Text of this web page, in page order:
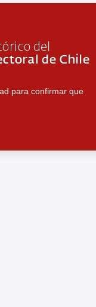
para confirmar que